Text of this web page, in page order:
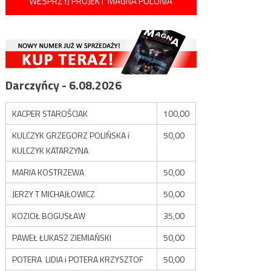
Darczyńcy - 6.08.2026
KACPER STAROŚCIAK
100,00
KULCZYK GRZEGORZ POLIŃSKA i
KULCZYK KATARZYNA
50,00
MARIA KOSTRZEWA
50,00
JERZY T MICHAJŁOWICZ
50,00
KOZIOŁ BOGUSŁAW
35,00
PAWEŁ ŁUKASZ ZIEMIAŃSKI
50,00
POTERA LIDIA i POTERA KRZYSZTOF
50,00